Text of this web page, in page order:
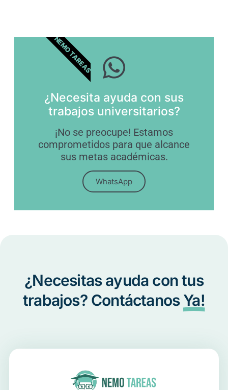
¿Necesita ayuda con sus
trabajos universitarios?
¡No se preocupe! Estamos
comprometidos para que alcance
sus metas académicas.
WhatsApp
NEMO TAREAS
¿Necesitas ayuda con tus
trabajos? ContáctanosYa!